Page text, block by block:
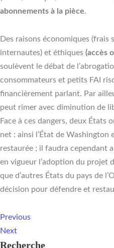
abonnements à la pièce.
Des raisons économiques (frais
internautes) et éthiques (accès
soulèvent le débat de
consommateurs et petits FAI
financièrement parlant. Par
peut rimer avec diminution de
Face à ces dangers, deux
net : ainsi l’État de Washington
restaurée ; il faudra cependant
en vigueur l’adoption du projet
que d’autres États du pays de
décision pour défendre et
Previous
Next
Recherche